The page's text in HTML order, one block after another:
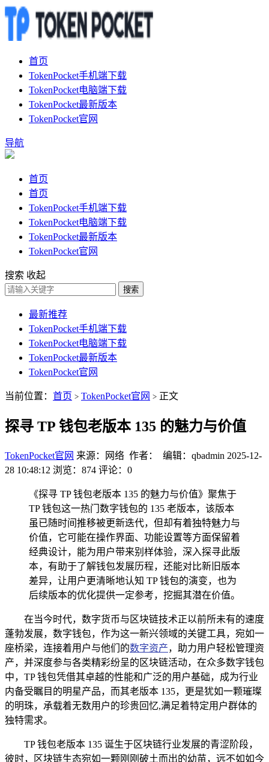
首页
TokenPocket手机端下载
TokenPocket电脑端下载
TokenPocket最新版本
TokenPocket官网
导航
首页
首页
TokenPocket手机端下载
TokenPocket电脑端下载
TokenPocket最新版本
TokenPocket官网
搜索 收起
搜索
最新推荐
TokenPocket手机端下载
TokenPocket电脑端下载
TokenPocket最新版本
TokenPocket官网
当前位置： 首页 > TokenPocket官网 > 正文
探寻 TP 钱包老版本 135 的魅力与价值
TokenPocket官网 来源：网络 作者： 编辑：qbadmin 2025-12-
28 10:48:12 浏览：874 评论：0
《探寻 TP 钱包老版本 135 的魅力与价值》聚焦于
TP 钱包这一热门数字钱包的 135 老版本，该版本
虽已随时间推移被更新迭代，但却有着独特魅力与
价值，它可能在操作界面、功能设置等方面保留着
经典设计，能为用户带来别样体验，深入探寻此版
本，有助于了解钱包发展历程，还能对比新旧版本
差异，让用户更清晰地认知 TP 钱包的演变，也为
后续版本的优化提供一定参考，挖掘其潜在价值。
在当今时代，数字货币与区块链技术正以前所未有的速度
蓬勃发展，数字钱包，作为这一新兴领域的关键工具，宛如一
座桥梁，连接着用户与他们的数字资产，助力用户轻松管理资
产，并深度参与各类精彩纷呈的区块链活动，在众多数字钱包
中，TP 钱包凭借其卓越的性能和广泛的用户基础，成为行业
内备受瞩目的明星产品，而其老版本 135，更是犹如一颗璀璨
的明珠，承载着无数用户的珍贵回忆,满足着特定用户群体的
独特需求。
TP 钱包老版本 135 诞生于区块链行业发展的青涩阶段，
彼时，区块链生态宛如一颗刚刚破土而出的幼苗，远不如如今